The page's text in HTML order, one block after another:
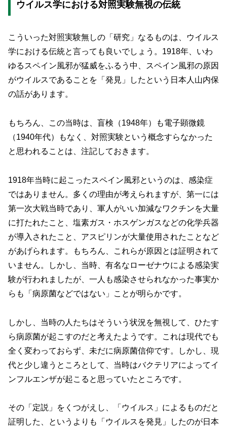
ウイルス学における対照実験無視の伝統
こういった対照実験無しの「研究」なるものは、ウイルス
学における伝統と言っても良いでしょう。1918年、いわ
ゆるスペイン風邪が猛威をふるう中、スペイン風邪の原因
がウイルスであることを「発見」したという日本人山内保
の話があります。
もちろん、この当時は、盲検（1948年）も電子顕微鏡
（1940年代）もなく、対照実験という概念すらなかった
と思われることは、注記しておきます。
1918年当時に起こったスペイン風邪というのは、感染症
ではありません。多くの理由が考えられますが、第一には
第一次大戦当時であり、軍人がいい加減なワクチンを大量
に打たれたこと、塩素ガス・ホスゲンガスなどの化学兵器
が導入されたこと、アスピリンが大量使用されたことなど
があげられます。もちろん、これらが原因とは証明されて
いません。しかし、当時、有名なローゼナウによる感染実
験が行われましたが、一人も感染させられなかった事実か
らも「病原菌などではない」ことが明らかです。
しかし、当時の人たちはそういう状況を無視して、ひたす
ら病原菌が起こすのだと考えたようです。これは現代でも
全く変わっておらず、未だに病原菌信仰です。しかし、現
代と少し違うところとして、当時はバクテリアによってイ
ンフルエンザが起こると思っていたところです。
その「定説」をくつがえし、「ウイルス」によるものだと
証明した、というよりも「ウイルスを発見」したのが日本